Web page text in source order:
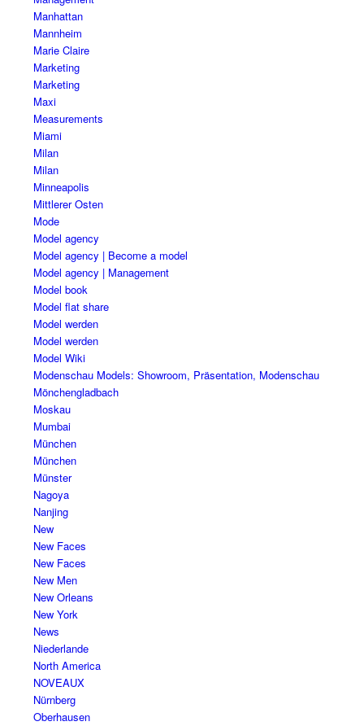
Manhattan
Mannheim
Marie Claire
Marketing
Marketing
Maxi
Measurements
Miami
Milan
Milan
Minneapolis
Mittlerer Osten
Mode
Model agency
Model agency | Become a model
Model agency | Management
Model book
Model flat share
Model werden
Model werden
Model Wiki
Modenschau Models: Showroom, Präsentation, Modenschau
Mönchengladbach
Moskau
Mumbai
München
München
Münster
Nagoya
Nanjing
New
New Faces
New Faces
New Men
New Orleans
New York
News
Niederlande
North America
NOVEAUX
Nürnberg
Oberhausen